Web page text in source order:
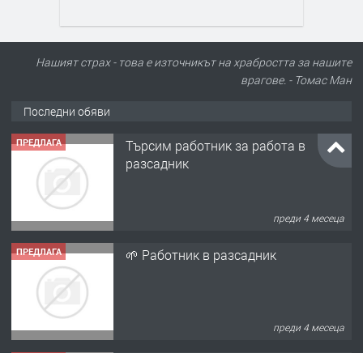
Нашият страх - това е източникът на храбростта за нашите
врагове. - Томас Ман
Последни обяви
ПРЕДЛАГА
Търсим работник за работа в
разсадник
преди 4 месеца
ПРЕДЛАГА 🌱 Работник в разсадник
преди 4 месеца